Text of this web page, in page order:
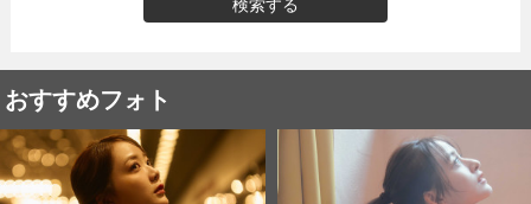
検索する
おすすめフォト